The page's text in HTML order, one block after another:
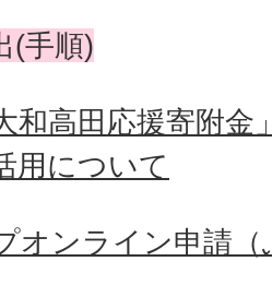
(手順)
和高田応援寄附
用について
オンライン申請